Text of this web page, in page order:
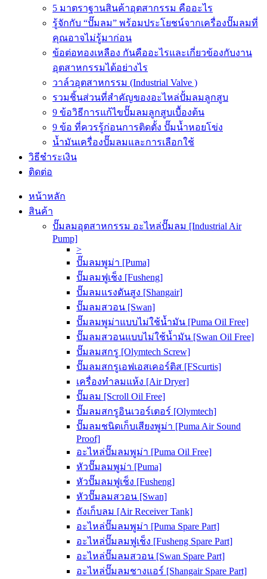
5 มาตราฐานสินค้าอุตสากรรม คืออะไร
รู้จักกับ “ปั๊มลม” พร้อมประโยชน์จากเครื่องปั๊มลมที่
คุณอาจไม่รู้มาก่อน
ข้อต่อทองเหลือง กันคืออะไรและเกี่ยวข้องกับงาน
อุตสาหกรรมได้อย่างไร
วาล์วอุตสาหกรรม (Industrial Valve )
รวมชิ้นส่วนที่สำคัญของอะไหล่ปั้มลมลูกสูบ
9 ข้อวิธีการแก้ไขปั๊มลมลูกสูบเบื้องต้น
9 ข้อ ที่ควรรู้ก่อนการติดตั้ง ปั๊มน้ำหอยโข่ง
น้ำมันเครื่องปั๊มลมและการเลือกใช้
วิธีชำระเงิน
ติดต่อ
หน้าหลัก
สินค้า
ปั๊มลมอุตสาหกรรม อะไหล่ปั๊มลม [Industrial Air
Pump]
>
ปั๊มลมพูม่า [Puma]
ปั๊มลมฟูเช็ง [Fusheng]
ปั๊มลมแรงดันสูง [Shangair]
ปั๊มลมสวอน [Swan]
ปั๊มลมพูม่าแบบไม่ใช้น้ำมัน [Puma Oil Free]
ปั๊มลมสวอนแบบไม่ใช้น้ำมัน [Swan Oil Free]
ปั๊มลมสกรู [Olymtech Screw]
ปั๊มลมสกรูเอฟเอสเคอร์ติส [FScurtis]
เครื่องทำลมแห้ง [Air Dryer]
ปั๊มลม [Scroll Oil Free]
ปั๊มลมสกรูอินเวอร์เตอร์ [Olymtech]
ปั๊มลมชนิดเก็บเสียงพูม่า [Puma Air Sound
Proof]
อะไหล่ปั๊มลมพูม่า [Puma Oil Free]
หัวปั๊มลมพูม่า [Puma]
หัวปั๊มลมฟูเช็ง [Fusheng]
หัวปั๊มลมสวอน [Swan]
ถังเก็บลม [Air Receiver Tank]
อะไหล่ปั๊มลมพูม่า [Puma Spare Part]
อะไหล่ปั๊มลมฟูเช็ง [Fusheng Spare Part]
อะไหล่ปั๊มลมสวอน [Swan Spare Part]
อะไหล่ปั๊มลมชางแอร์ [Shangair Spare Part]